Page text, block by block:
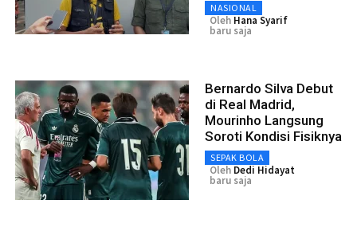
NASIONAL
Oleh Hana Syarif
baru saja
Bernardo Silva Debut
di Real Madrid,
Mourinho Langsung
Soroti Kondisi Fisiknya
SEPAK BOLA
Oleh Dedi Hidayat
baru saja